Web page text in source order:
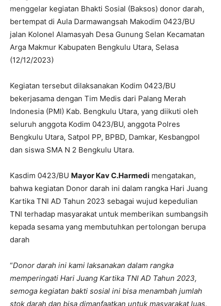
menggelar kegiatan Bhakti Sosial (Baksos) donor darah,
bertempat di Aula Darmawangsah Makodim 0423/BU
jalan Kolonel Alamasyah Desa Gunung Selan Kecamatan
Arga Makmur Kabupaten Bengkulu Utara, Selasa
(12/12/2023)
Kegiatan tersebut dilaksanakan Kodim 0423/BU
bekerjasama dengan Tim Medis dari Palang Merah
Indonesia (PMI) Kab. Bengkulu Utara, yang diikuti oleh
seluruh anggota Kodim 0423/BU, anggota Polres
Bengkulu Utara, Satpol PP, BPBD, Damkar, Kesbangpol
dan siswa SMA N 2 Bengkulu Utara.
Kasdim 0423/BU Mayor Kav C.Harmedi mengatakan,
bahwa kegiatan Donor darah ini dalam rangka Hari Juang
Kartika TNI AD Tahun 2023 sebagai wujud kepedulian
TNI terhadap masyarakat untuk memberikan sumbangsih
kepada sesama yang membutuhkan pertolongan berupa
darah
“Donor darah ini kami laksanakan dalam rangka
memperingati Hari Juang Kartika TNI AD Tahun 2023,
semoga kegiatan bakti sosial ini bisa menambah jumlah
stok darah dan bisa dimanfaatkan untuk masyarakat luas,